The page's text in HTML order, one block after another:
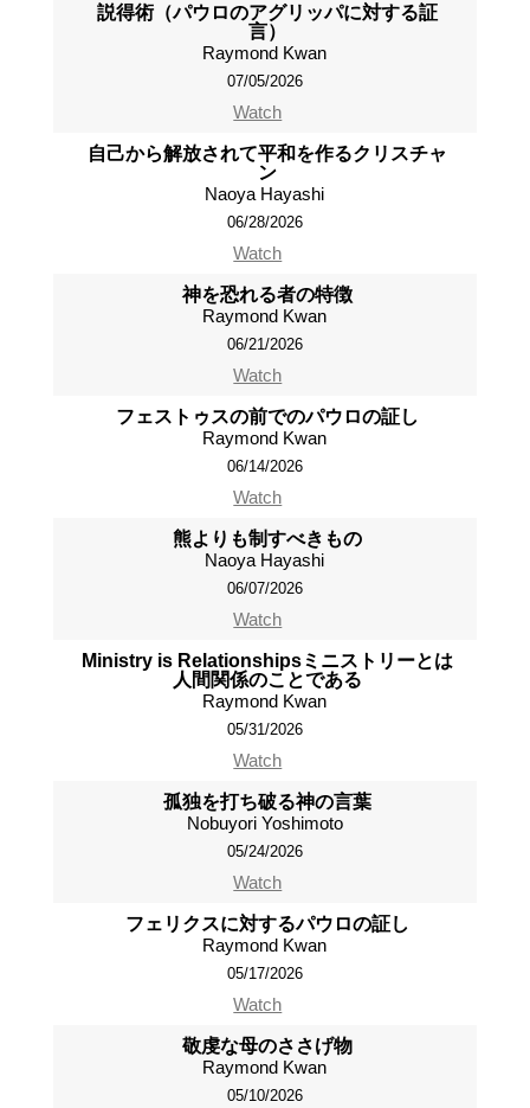
説得術（パウロのアグリッパに対する証
言）
Raymond Kwan
07/05/2026
Watch
自己から解放されて平和を作るクリスチャ
ン
Naoya Hayashi
06/28/2026
Watch
神を恐れる者の特徴
Raymond Kwan
06/21/2026
Watch
フェストゥスの前でのパウロの証し
Raymond Kwan
06/14/2026
Watch
熊よりも制すべきもの
Naoya Hayashi
06/07/2026
Watch
Ministry is Relationshipsミニストリーとは
人間関係のことである
Raymond Kwan
05/31/2026
Watch
孤独を打ち破る神の言葉
Nobuyori Yoshimoto
05/24/2026
Watch
フェリクスに対するパウロの証し
Raymond Kwan
05/17/2026
Watch
敬虔な母のささげ物
Raymond Kwan
05/10/2026